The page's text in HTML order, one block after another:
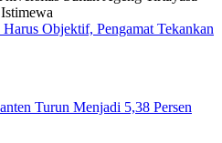
Objektif, Pengamat Tekankan
Turun Menjadi 5,38 Persen